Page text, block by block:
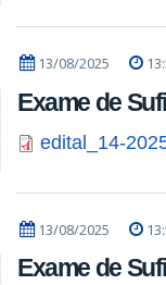
13/08/2025
Exame de
edital_14-
13/08/2025
Exame de